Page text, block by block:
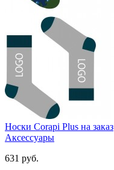
Носки Corapi Plus на заказ
Аксессуары
631 руб.